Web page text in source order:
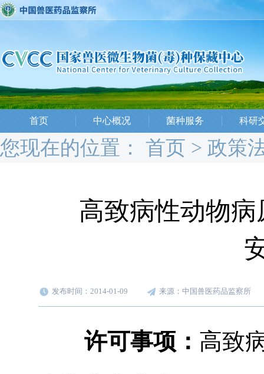
首页 中心概况 菌种服务 科研
您现在的位置： 首页 > 政策
高致病性动物
发布时间：2014-01-09 来源：中国兽医药品监察所
许可事项： 高致